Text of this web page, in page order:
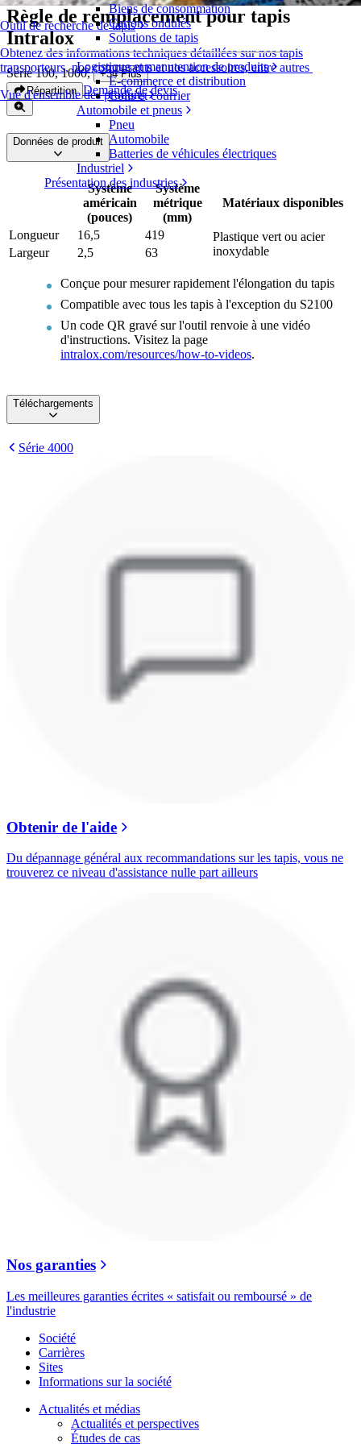
Outil de recherche de tapis
Obtenez des informations techniques détaillées sur nos tapis
transporteurs, nos composants et nos accessoires, entre autres
Vue d'ensemble des produits
Biens de consommation
Cartons ondulés
Solutions de tapis
Logistique et manutention de produits
E-commerce et distribution
Colis et courrier
Automobile et pneus
Pneu
Automobile
Batteries de véhicules électriques
Industriel
Présentation des industries
Règle de remplacement pour tapis
Intralox
Série 100, 1000, +34 Plus
Répartition Demande de devis
Données de produit
Système
américain
(pouces)
Système
métrique
(mm)
Matériaux disponibles
Longueur 16,5 419
Plastique vert ou acier
inoxydable
Largeur 2,5 63
Conçue pour mesurer rapidement l'élongation du tapis
Compatible avec tous les tapis à l'exception du S2100
Un code QR gravé sur l'outil renvoie à une vidéo
d'instructions. Visitez la page
intralox.com/resources/how-to-videos.
Téléchargements
Série 4000
Obtenir de l'aide
Du dépannage général aux recommandations sur les tapis, vous ne
trouverez ce niveau d'assistance nulle part ailleurs
Nos garanties
Les meilleures garanties écrites « satisfait ou remboursé » de
l'industrie
Société
Carrières
Sites
Informations sur la société
Actualités et médias
Actualités et perspectives
Études de cas